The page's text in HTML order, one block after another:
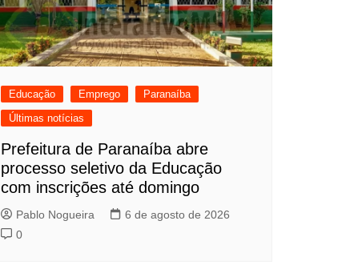
Educação Emprego
Paranaíba
Últimas notícias
Prefeitura de Paranaíba abre
processo seletivo da Educação
com inscrições até domingo
Pablo Nogueira
6 de agosto de 2026
0